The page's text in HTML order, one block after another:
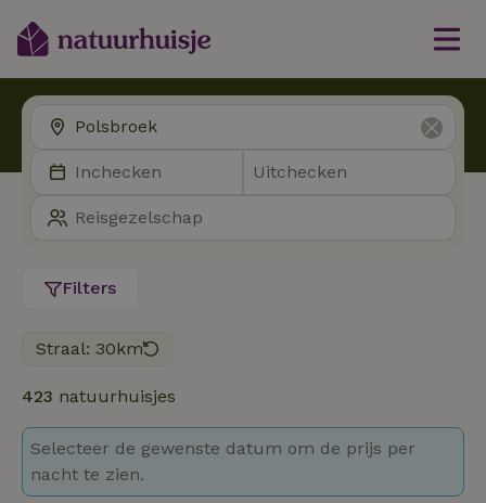
Filters
Straal: 30km
423 natuurhuisjes
Selecteer de gewenste datum om de prijs per
nacht te zien.